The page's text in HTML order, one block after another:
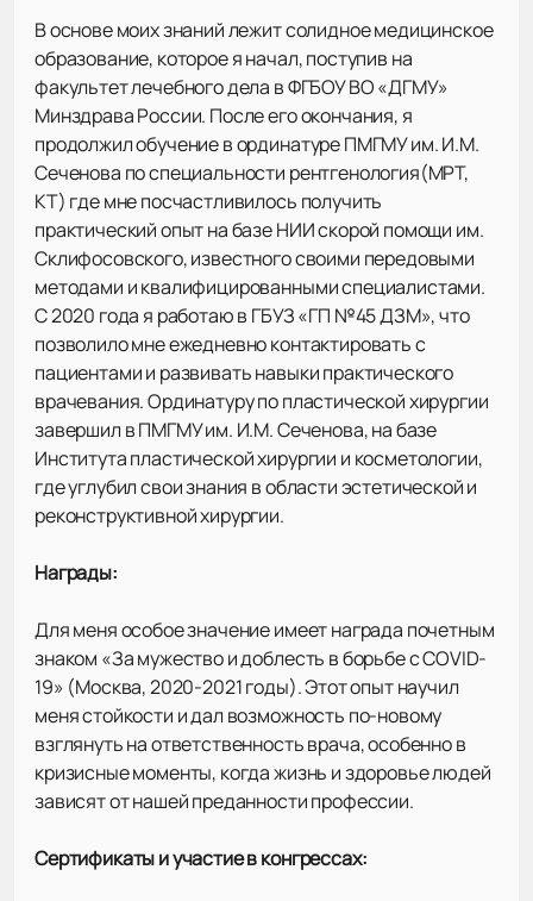
В основе моих знаний лежит солидное медицинское
образование, которое я начал, поступив на
факультет лечебного дела в ФГБОУ ВО «ДГМУ»
Минздрава России. После его окончания, я
продолжил обучение в ординатуре ПМГМУ им. И.М.
Сеченова по специальности рентгенология(МРТ,
КТ) где мне посчастливилось получить
практический опыт на базе НИИ скорой помощи им.
Склифосовского, известного своими передовыми
методами и квалифицированными специалистами.
С 2020 года я работаю в ГБУЗ «ГП №45 ДЗМ», что
позволило мне ежедневно контактировать с
пациентами и развивать навыки практического
врачевания. Ординатуру по пластической хирургии
завершил в ПМГМУ им. И.М. Сеченова, на базе
Института пластической хирургии и косметологии,
где углубил свои знания в области эстетической и
реконструктивной хирургии.
Награды:
Для меня особое значение имеет награда почетным
знаком «За мужество и доблесть в борьбе с COVID-
19» (Москва, 2020-2021 годы). Этот опыт научил
меня стойкости и дал возможность по-новому
взглянуть на ответственность врача, особенно в
кризисные моменты, когда жизнь и здоровье людей
зависят от нашей преданности профессии.
Сертификаты и участие в конгрессах: